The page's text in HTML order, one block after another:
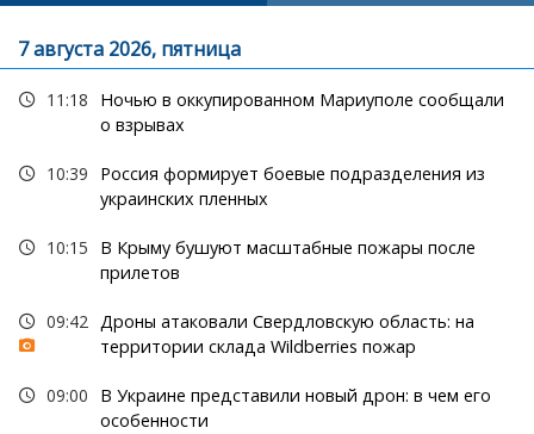
7 августа 2026, пятница
11:18
Ночью в оккупированном Мариуполе сообщали
о взрывах
10:39
Россия формирует боевые подразделения из
украинских пленных
10:15
В Крыму бушуют масштабные пожары после
прилетов
09:42 Дроны атаковали Свердловскую область: на
территории склада Wildberries пожар
09:00
В Украине представили новый дрон: в чем его
особенности